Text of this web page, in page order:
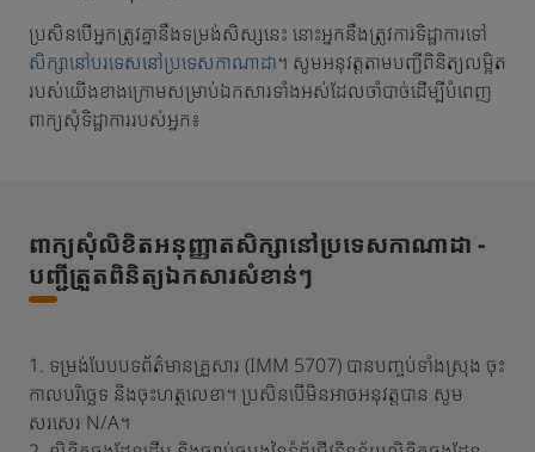
ប្រសិនបើអ្នកត្រូវគ្នានឹងទម្រង់សិស្សនេះ នោះអ្នកនឹងត្រូវការទិដ្ឋាការទៅ
សិក្សានៅបរទេសនៅប្រទេសកាណាដា។ សូមអនុវត្តតាមបញ្ជីពិនិត្យលម្អិត
របស់យើងខាងក្រោមសម្រាប់ឯកសារទាំងអស់ដែលចាំបាច់ដើម្បីបំពេញ
ពាក្យសុំទិដ្ឋាការរបស់អ្នក៖
ពាក្យសុំលិខិតអនុញ្ញាតសិក្សានៅប្រទេសកាណាដា -
បញ្ជីត្រួតពិនិត្យឯកសារសំខាន់ៗ
1. ទម្រង់បែបបទព័ត៌មានគ្រួសារ (IMM 5707) បានបញ្ចប់ទាំងស្រុង ចុះ
កាលបរិច្ឆេទ និងចុះហត្ថលេខា។ ប្រសិនបើមិនអាចអនុវត្តបាន សូម
សរសេរ N/A។